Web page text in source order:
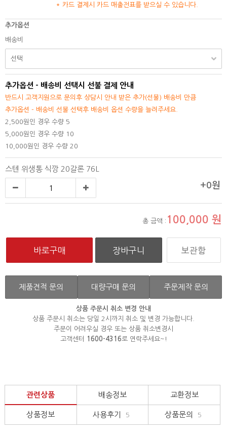
* 카드 결제시 카드 매출전표를 받으실 수 있습니다.
추가옵션
배송비
추가옵션 - 배송비 선택시 선불 결제 안내
반드시 고객지원으로 문의후 상담시 안내 받은 추가(선불) 배송비 만큼
추가옵션 - 배송비 선불 선택후 배송비 옵션 수량을 늘려주세요.
2,500원인 경우 수량 5
5,000원인 경우 수량 10
10,000원인 경우 수량 20
스텐 위생통 식깡 20갈론 76L
+0원
총 금액 : 100,000 원
보관함
제품견적 문의 대량구매 문의 주문제작 문의
상품 주문시 취소 변경 안내
상품 주문시 취소는 당일 2시까지 취소 및 변경 가능합니다.
주문이 어려우실 경우 또는 상품 취소변경시
고객센터
1600-4316로 연락주세요~!
관련상품 배송정보 교환정보
상품정보 사용후기 5 상품문의 5